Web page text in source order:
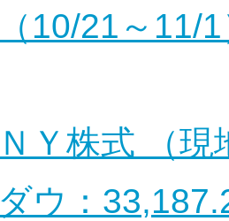
（10/21～11/
ＮＹ株式 （
ダウ：